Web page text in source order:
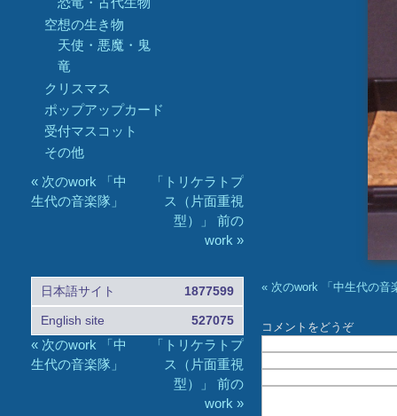
« 次のwork 「中生代の音
コメントをどうぞ
空想の生き物
天使・悪魔・鬼
竜
クリスマス
ポップアップカード
受付マスコット
その他
「トリケラトプ
ス（片面重視
型）」 前の
work »
« 次のwork 「中
生代の音楽隊」
日本語サイト 1877599
English site 527075
「トリケラトプ
ス（片面重視
型）」 前の
work »
« 次のwork 「中
生代の音楽隊」